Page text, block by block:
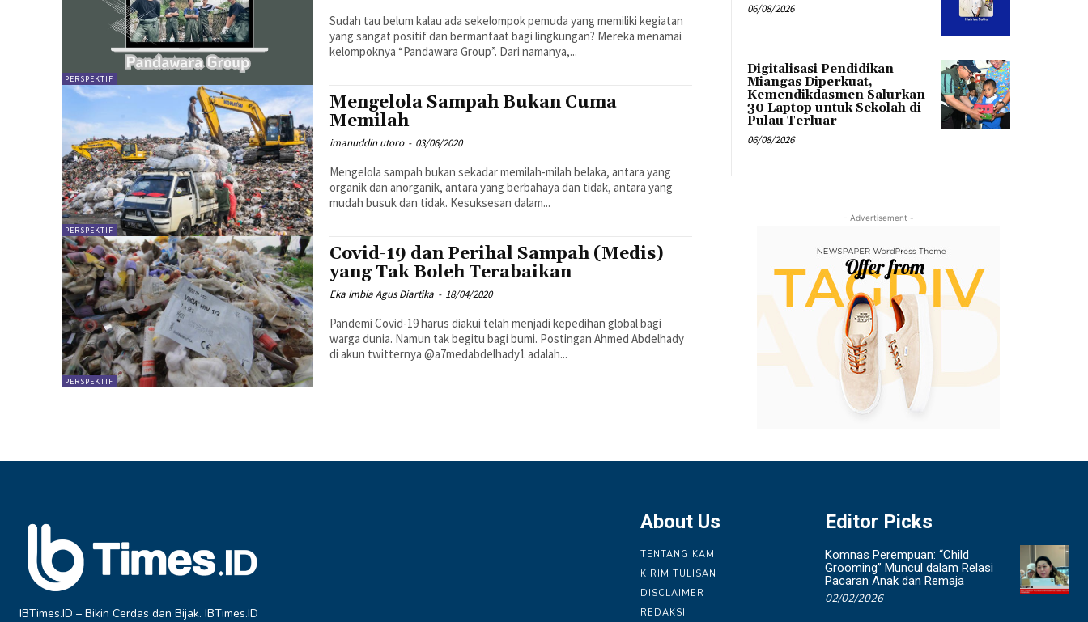
PERSPEKTIF
Sudah tau belum kalau ada sekelompok pemuda yang memiliki kegiatan
yang sangat positif dan bermanfaat bagi lingkungan? Mereka menamai
kelompoknya “Pandawara Group”. Dari namanya,...
PERSPEKTIF
Mengelola Sampah Bukan Cuma
Memilah
imanuddin utoro - 03/06/2020
Mengelola sampah bukan sekadar memilah-milah belaka, antara yang
organik dan anorganik, antara yang berbahaya dan tidak, antara yang
mudah busuk dan tidak. Kesuksesan dalam...
PERSPEKTIF
Covid-19 dan Perihal Sampah (Medis)
yang Tak Boleh Terabaikan
Eka Imbia Agus Diartika - 18/04/2020
Pandemi Covid-19 harus diakui telah menjadi kepedihan global bagi
warga dunia. Namun tak begitu bagi bumi. Postingan Ahmed Abdelhady
di akun twitternya @a7medabdelhady1 adalah...
06/08/2026
Digitalisasi Pendidikan
Miangas Diperkuat,
Kemendikdasmen Salurkan
30 Laptop untuk Sekolah di
Pulau Terluar
06/08/2026
- Advertisement -
IBTimes.ID – Bikin Cerdas dan Bijak. IBTimes.ID
About Us
TENTANG KAMI
KIRIM TULISAN
DISCLAIMER
REDAKSI
Editor Picks
Komnas Perempuan: “Child
Grooming” Muncul dalam Relasi
Pacaran Anak dan Remaja
02/02/2026